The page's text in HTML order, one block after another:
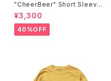
"CheerBeer" Short Sleeve
Tee
¥3,300
40%OFF